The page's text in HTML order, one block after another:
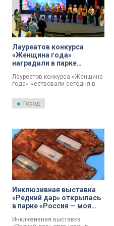
этом сообщили в пресс-
службе Комитета по
межнациональным
отношениям и реализации
миграционной политики в
Санкт-Петербурге.
Лауреатов конкурса
«Женщина года»
наградили в парке
Лауреатов конкурса «Женщина
года» чествовали сегодня в
«Россия — моя история».
Город
Инклюзивная выставка
«Редкий дар» открылась
в парке «Россия — моя
Инклюзивная выставка